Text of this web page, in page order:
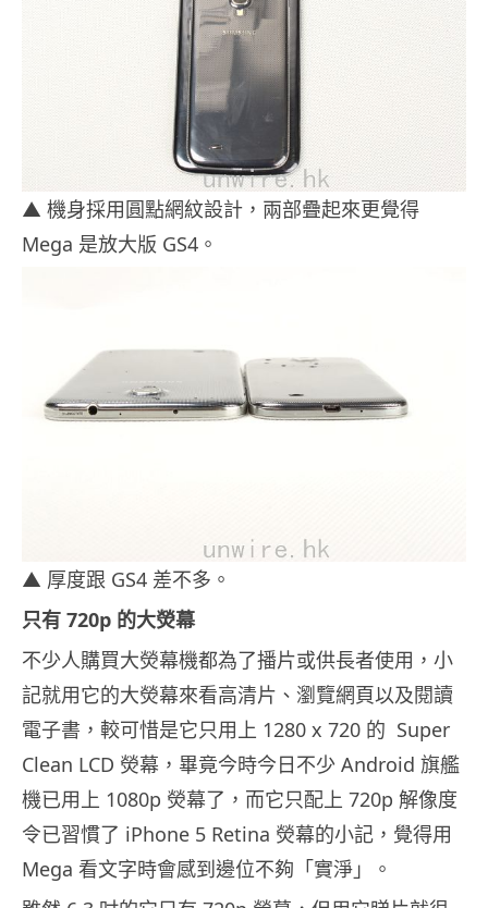
▲ 機身採用圓點網紋設計，兩部疊起來更覺得
Mega 是放大版 GS4。
▲ 厚度跟 GS4 差不多。
只有 720p 的大熒幕
不少人購買大熒幕機都為了播片或供長者使用，小
記就用它的大熒幕來看高清片、瀏覽網頁以及閱讀
電子書，較可惜是它只用上 1280 x 720 的 Super
Clean LCD 熒幕，畢竟今時今日不少 Android 旗艦
機已用上 1080p 熒幕了，而它只配上 720p 解像度
令已習慣了 iPhone 5 Retina 熒幕的小記，覺得用
Mega 看文字時會感到邊位不夠「實淨」。